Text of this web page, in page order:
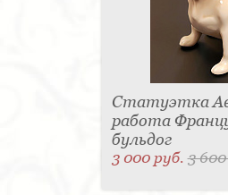
Статуэтка
работа
бульдог
3 000 руб.3